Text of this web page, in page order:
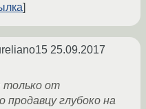
25.09.2017
только от
продавцу глубоко на